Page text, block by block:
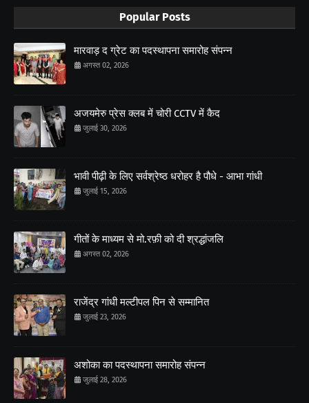
Popular Posts
मारवाड़ द ग्रेट का पदस्थापना समारोह संपन्न
अगस्त 02, 2026
अजयमेरु प्रेस क्लब में चोरी CCTV में कैद
जुलाई 30, 2026
भावी पीढ़ी के लिए सर्वश्रेष्ठ धरोहर है पौधे - आभा गांधी
जुलाई 15, 2026
गीतों के माध्यम से मो.रफ़ी को दी श्रद्धांजलि
अगस्त 02, 2026
राजेंद्र गांधी मल्टीपल पिन से सम्मानित
जुलाई 23, 2026
अशोका का पदस्थापना समारोह संपन्न
जुलाई 28, 2026